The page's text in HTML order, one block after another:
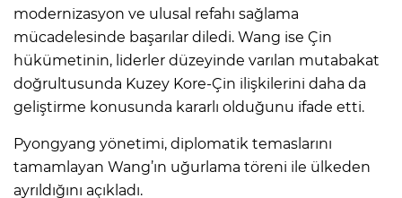
modernizasyon ve ulusal refahı sağlama
mücadelesinde başarılar diledi. Wang ise Çin
hükümetinin, liderler düzeyinde varılan mutabakat
doğrultusunda Kuzey Kore-Çin ilişkilerini daha da
geliştirme konusunda kararlı olduğunu ifade etti.
Pyongyang yönetimi, diplomatik temaslarını
tamamlayan Wang’ın uğurlama töreni ile ülkeden
ayrıldığını açıkladı.